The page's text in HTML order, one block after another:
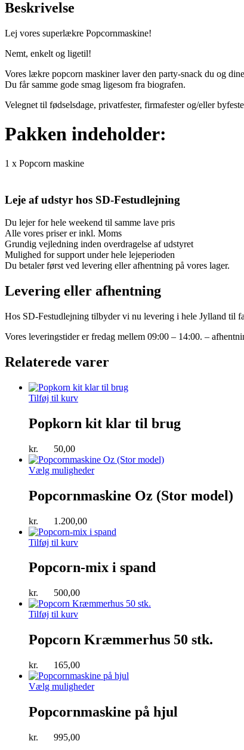
Beskrivelse
Lej vores superlækre Popcornmaskine!
Nemt, enkelt og ligetil!
Vores lækre popcorn maskiner laver den party-snack du og
Du får samme gode smag ligesom fra biografen.
Velegnet til fødselsdage, privatfester, firmafester og/eller
Pakken indeholder:
1 x Popcorn maskine
Leje af udstyr hos SD-Festudlejning
Du lejer for hele weekend til samme lave pris
Alle vores priser er inkl. Moms
Grundig vejledning inden overdragelse af udstyret
Mulighed for support under hele lejeperioden
Du betaler først ved levering eller afhentning på vores lager.
Levering eller afhentning
Hos SD-Festudlejning tilbyder vi nu levering i hele Jylland til
Vores leveringstider er fredag mellem 09:00 – 14:00. –
Relaterede varer
Tilføj til kurv
Popkorn kit klar til brug
kr. 50,00
Vælg muligheder
Popcornmaskine Oz (Stor model)
kr. 1.200,00
Tilføj til kurv
Popcorn-mix i spand
kr. 500,00
Tilføj til kurv
Popcorn Kræmmerhus 50 stk.
kr. 165,00
Vælg muligheder
Popcornmaskine på hjul
kr. 995,00